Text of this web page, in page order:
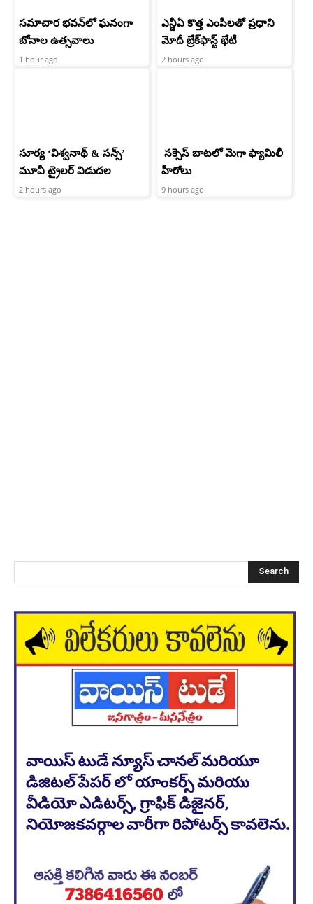
సమాచార భవన్‌లో ఘనంగా
బోనాల ఉత్సవాలు
1 hour ago
ఎన్డీఏ కొత్త ఎంపీలతో ప్రధాని
మోదీ బ్రేక్‌ఫాస్ట్ భేటీ
2 hours ago
సూర్య ‘విశ్వనాథ్ & సన్స్’
మూవీ ట్రైలర్ విడుదల
2 hours ago
సక్సెస్ బాటలో మెగా ఫ్యామిలీ
హీరోలు
9 hours ago
Search